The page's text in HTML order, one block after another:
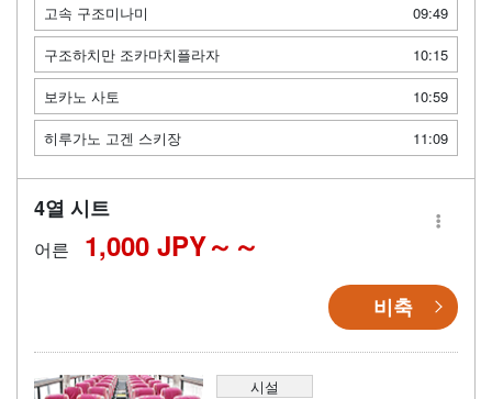
고속 구조미나미
09:49
구조하치만 조카마치플라자
10:15
보카노 사토
10:59
히루가노 고겐 스키장
11:09
4열 시트
어른 1,000 JPY～
비축
시설